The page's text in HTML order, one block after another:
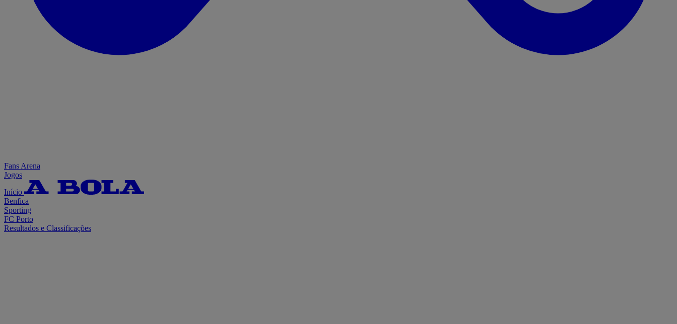
Fans Arena
Jogos
Início
Benfica
Sporting
FC Porto
Resultados e Classificações